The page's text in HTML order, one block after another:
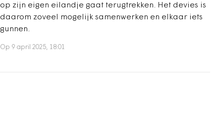
op zijn eigen eilandje gaat terugtrekken. Het devies is
daarom zoveel mogelijk samenwerken en elkaar iets
gunnen.
Op 9 april 2025, 18:01